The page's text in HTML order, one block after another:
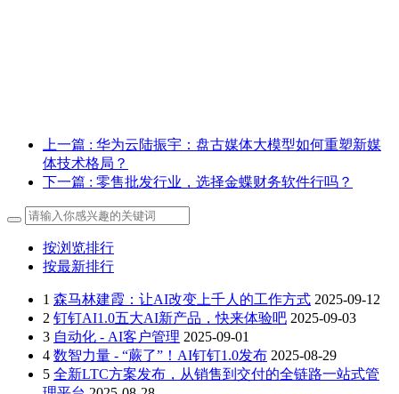
上一篇 : 华为云陆振宇：盘古媒体大模型如何重塑新媒
体技术格局？
下一篇 : 零售批发行业，选择金蝶财务软件行吗？
按浏览排行
按最新排行
1 森马林建霞：让AI改变上千人的工作方式 2025-09-12
2 钉钉AI1.0五大AI新产品，快来体验吧 2025-09-03
3 自动化 - AI客户管理 2025-09-01
4 数智力量 - “蕨了”！AI钉钉1.0发布 2025-08-29
5 全新LTC方案发布，从销售到交付的全链路一站式管